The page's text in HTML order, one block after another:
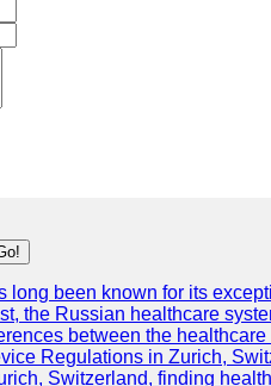
long been known for its
the Russian healthcare
between the
Regulations in Zurich,
Switzerland, finding